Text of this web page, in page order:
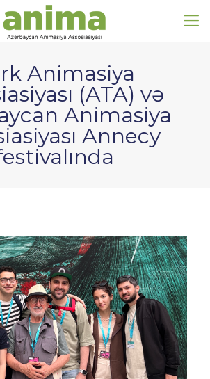
Animasiya
(ATA) və
Animasiya
Annecy